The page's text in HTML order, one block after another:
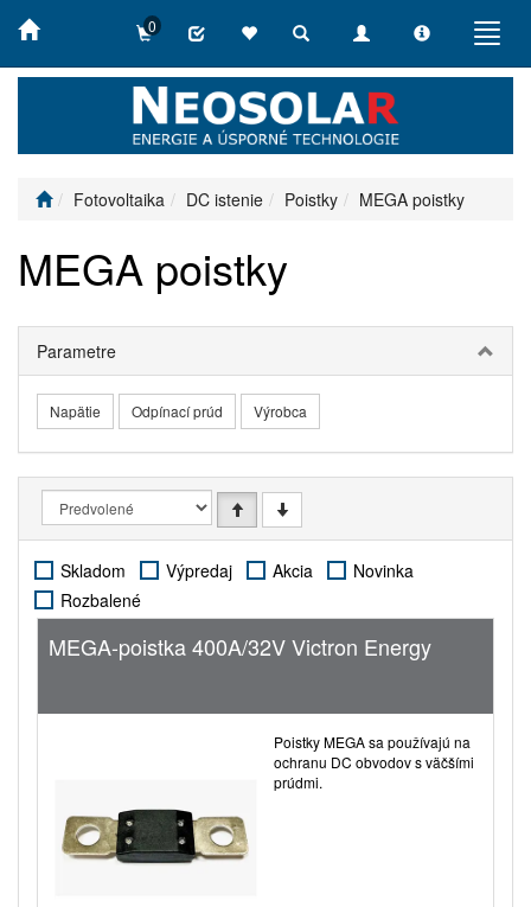
Toggle
Toggle
Toggle
0
Fotovoltaika DC istenie Poistky MEGA poistky
MEGA poistky
Parametre
Napätie Odpínací prúd Výrobca
Skladom Výpredaj Akcia
Novinka
Rozbalené
MEGA-poistka 400A/32V Victron Energy
Poistky MEGA sa používajú na
ochranu DC obvodov s väčšími
prúdmi.